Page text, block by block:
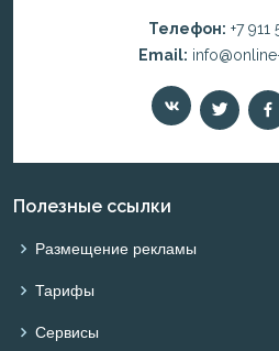
Телефон: +7 911
Email:
Полезные ссылки
Размещение рекламы
Тарифы
Сервисы